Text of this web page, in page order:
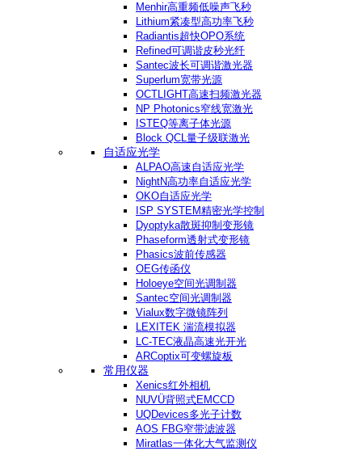
Menhir高重频低噪声飞秒
Lithium紧凑型高功率飞秒
Radiantis超快OPO系统
Refined可调谐皮秒光纤
Santec波长可调谐激光器
Superlum宽带光源
OCTLIGHT高速扫频激光器
NP Photonics窄线宽激光
ISTEQ等离子体光源
Block QCL量子级联激光
自适应光学
ALPAO高速自适应光学
NightN高功率自适应光学
OKO自适应光学
ISP SYSTEM精密光学控制
Dyoptyka散斑抑制变形镜
Phaseform透射式变形镜
Phasics波前传感器
OEG传函仪
Holoeye空间光调制器
Santec空间光调制器
Vialux数字微镜阵列
LEXITEK 湍流模拟器
LC-TEC液晶高速光开光
ARCoptix可变螺旋板
常用仪器
Xenics红外相机
NUVÜ背照式EMCCD
UQDevices多光子计数
AOS FBG窄带滤波器
Miratlas一体化大气监测仪